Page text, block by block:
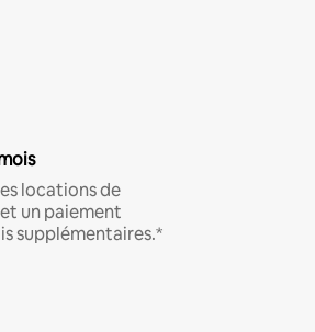
locations de
un paiement
supplémentaires.*